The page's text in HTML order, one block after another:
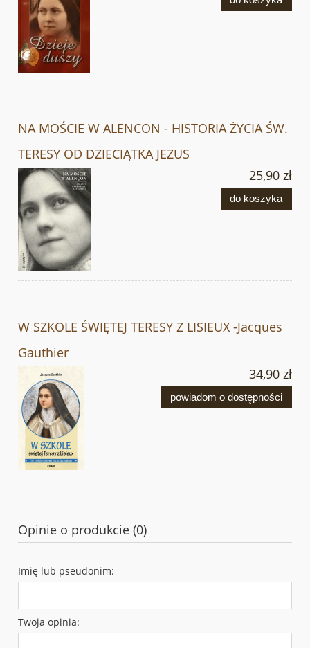
NA MOŚCIE W ALENCON - HISTORIA ŻYCIA ŚW.
TERESY OD DZIECIĄTKA JEZUS
25,90 zł
do koszyka
W SZKOLE ŚWIĘTEJ TERESY Z LISIEUX -Jacques
Gauthier
34,90 zł
powiadom o dostępności
Opinie o produkcie (0)
Imię lub pseudonim:
Twoja opinia: